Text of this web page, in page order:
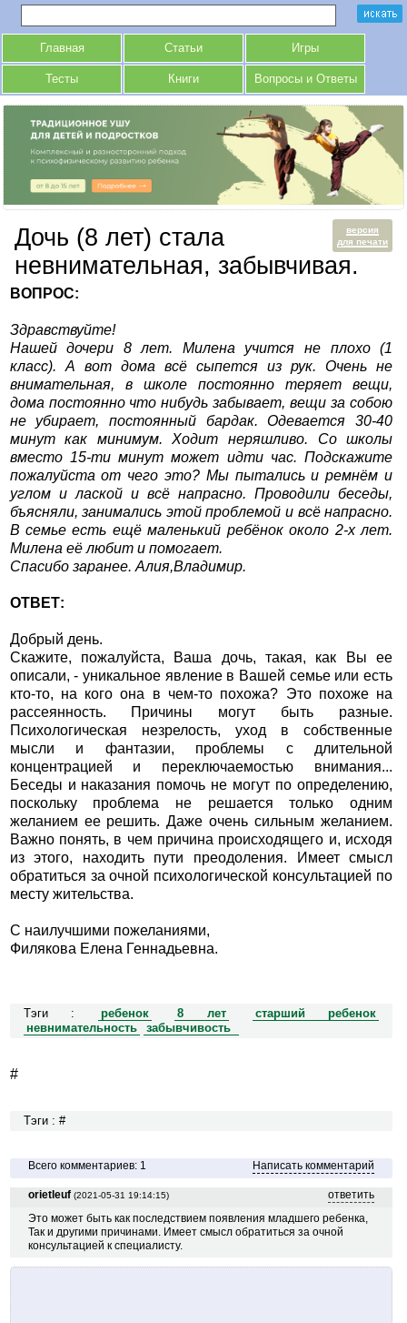
Главная Статьи Игры
Тесты Книги Вопросы и Ответы
версия
для печати
Дочь (8 лет) стала
невнимательная, забывчивая.
ВОПРОС:
Здравствуйте!
Нашей дочери 8 лет. Милена учится не плохо (1
класс). А вот дома всё сыпется из рук. Очень не
внимательная, в школе постоянно теряет вещи,
дома постоянно что нибудь забывает, вещи за собою
не убирает, постоянный бардак. Одевается 30-40
минут как минимум. Ходит неряшливо. Со школы
вместо 15-ти минут может идти час. Подскажите
пожалуйста от чего это? Мы пытались и ремнём и
углом и лаской и всё напрасно. Проводили беседы,
бъясняли, занимались этой проблемой и всё напрасно.
В семье есть ещё маленький ребёнок около 2-х лет.
Милена её любит и помогает.
Спасибо заранее. Алия,Владимир.
ОТВЕТ:
Добрый день.
Скажите, пожалуйста, Ваша дочь, такая, как Вы ее
описали, - уникальное явление в Вашей семье или есть
кто-то, на кого она в чем-то похожа? Это похоже на
рассеянность. Причины могут быть разные.
Психологическая незрелость, уход в собственные
мысли и фантазии, проблемы с длительной
концентрацией и переключаемостью внимания...
Беседы и наказания помочь не могут по определению,
поскольку проблема не решается только одним
желанием ее решить. Даже очень сильным желанием.
Важно понять, в чем причина происходящего и, исходя
из этого, находить пути преодоления. Имеет смысл
обратиться за очной психологической консультацией по
месту жительства.
С наилучшими пожеланиями,
Филякова Елена Геннадьевна.
Тэги : ребенок 8 лет
старший ребенок
невнимательность
забывчивость
#
Тэги : #
Всего комментариев: 1 Написать комментарий
orietleuf (2021-05-31 19:14:15)
ответить
Это может быть как последствием появления младшего ребенка,
Так и другими причинами. Имеет смысл обратиться за очной
консультацией к специалисту.